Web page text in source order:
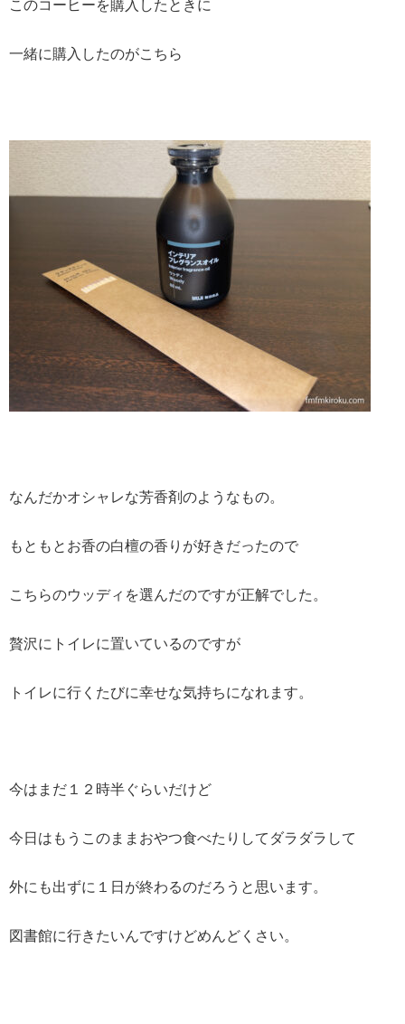
このコーヒーを購入したときに
一緒に購入したのがこちら
なんだかオシャレな芳香剤のようなもの。
もともとお香の白檀の香りが好きだったので
こちらのウッディを選んだのですが正解でした。
贅沢にトイレに置いているのですが
トイレに行くたびに幸せな気持ちになれます。
今はまだ１２時半ぐらいだけど
今日はもうこのままおやつ食べたりしてダラダラして
外にも出ずに１日が終わるのだろうと思います。
図書館に行きたいんですけどめんどくさい。